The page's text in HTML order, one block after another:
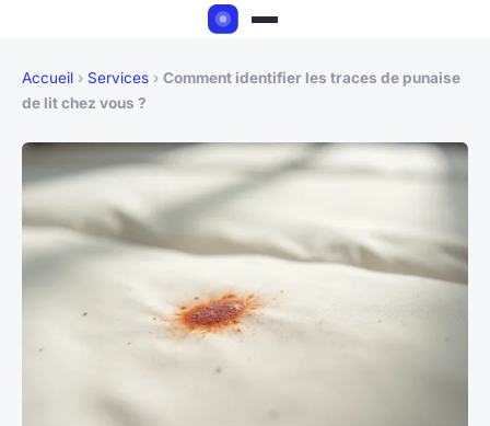
Accueil › Services › Comment identifier les traces de punaise
de lit chez vous ?